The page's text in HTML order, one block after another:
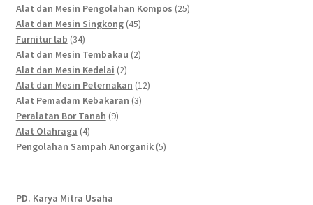
products
Alat dan Mesin Pengolahan Kompos 2525
Alat dan Mesin Singkong 4545
Furnitur lab 3434
products
Alat dan Mesin Tembakau 22
Alat dan Mesin Kedelai 22
products
Alat dan Mesin Peternakan 1212
Alat Pemadam Kebakaran 33
Peralatan Bor Tanah 99
Alat Olahraga 44
products
Pengolahan Sampah Anorganik 55
PD. Karya Mitra Usaha